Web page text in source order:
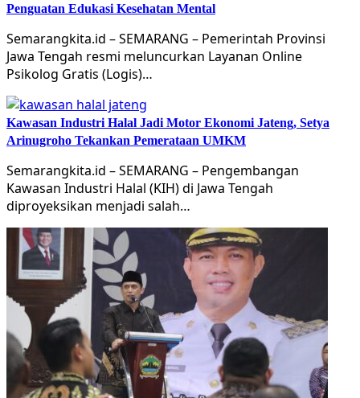
Penguatan Edukasi Kesehatan Mental
Semarangkita.id – SEMARANG – Pemerintah Provinsi
Jawa Tengah resmi meluncurkan Layanan Online
Psikolog Gratis (Logis)…
Kawasan Industri Halal Jadi Motor Ekonomi Jateng, Setya
Arinugroho Tekankan Pemerataan UMKM
Semarangkita.id – SEMARANG – Pengembangan
Kawasan Industri Halal (KIH) di Jawa Tengah
diproyeksikan menjadi salah…